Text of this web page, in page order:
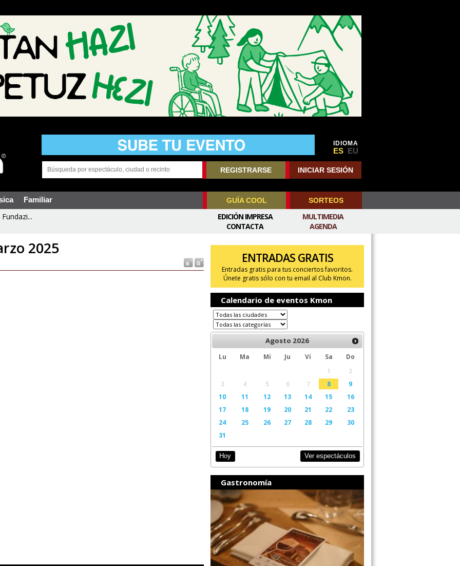
IDIOMA
ES EU
REGISTRARSE INICIAR SESIÓN
Familiar GUÍA COOL SORTEOS
MULTIMEDIA
AGENDA
EDICIÓN IMPRESA
CONTACTA
2025
ENTRADAS GRATIS
Entradas gratis para tus conciertos favoritos.
Únete gratis sólo con tu email al Club Kmon.
Calendario de eventos Kmon
Agosto 2026
Lu Ma Mi Ju Vi Sa
Do
1
2
3
4 5 6 7 8
9
10
11 12 13 14 15
16
17
18 19 20 21 22
23
24
25 26 27 28 29
30
31
Hoy Ver espectáculos
Gastronomía